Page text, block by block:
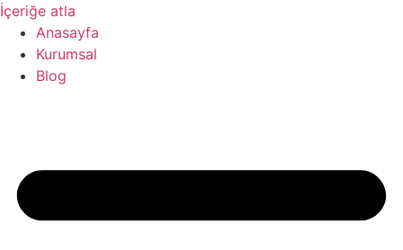
İçeriğe atla
Anasayfa
Kurumsal
Blog